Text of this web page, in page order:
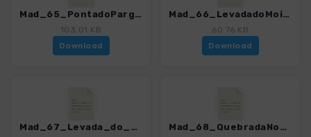
Mad_65_PontadoPargo_4811_12.gpx
103.01 KB
Download
Mad_66_LevadadoMoinho_4811_12.gpx
60.76 KB
Download
Mad_67_Levada_do_Moinho_2_4811_12.gpx Mad_68_QuebradaNova_4811_12.gpx